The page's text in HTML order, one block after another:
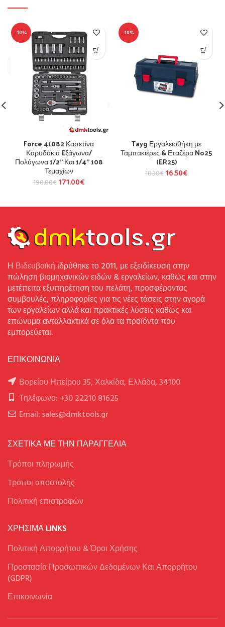
-10%
Force 41082 Κασετίνα
Καρυδάκια Eξάγωνα/
Πολύγωνα 1/2” Και 1/4” 108
Τεμαχίων
190.00€ 171.00€
-10%
Tayg Εργαλειοθήκη με
Ταμπακιέρες & Εταζέρα No25
(ER25)
18.30€ 16.50€
Η Βιδευβοϊκή ιδρύθηκε το 2011, με εξειδίκευση στην
πώληση βιομηχανικών ειδών & εργαλείων, καθώς και στην
μετέπειτα εξυπηρέτηση του πελάτη, προσφέροντας
συμβουλές, πληροφορίες για τις νέες τάσεις στην αγορά
των εργαλείων αλλά και πρακτικές λύσεις καθώς και
επώνυμα ανταλλακτικά σε όλα τα προϊόντα που
εμπορεύεται.
ΕΠΙΚΟΙΝΩΝΙΑ
Βορείου Ηπείρου 35, Χαλκίδα, Ελλάδα, 34100
Τηλέφωνο: +30 22210 81625
Email: sales@dmktools.gr
ΣΧΕΤΙΚΑ ΜΕ ΤΗΝ ΠΑΡΑΓΓΕΛΙΑ
Τρόποι πληρωμής
Tρόποι αποστολής
Πολιτική επιστροφών
ΧΡΉΣΙΜΑ LINKS
Πολιτική Απορρήτου & Όροι Χρήσης
Προστασία Προσωπικών Δεδομένων Και Απορρήτου
(GDPR)
Επικοινωνία